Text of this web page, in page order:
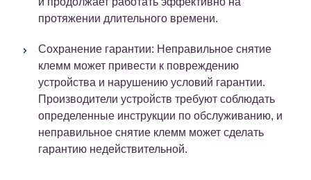
протяжении длительного времени.
Сохранение гарантии: Неправильное снятие
клемм может привести к повреждению
устройства и нарушению условий гарантии.
Производители устройств требуют соблюдать
определенные инструкции по обслуживанию, и
неправильное снятие клемм может сделать
гарантию недействительной.